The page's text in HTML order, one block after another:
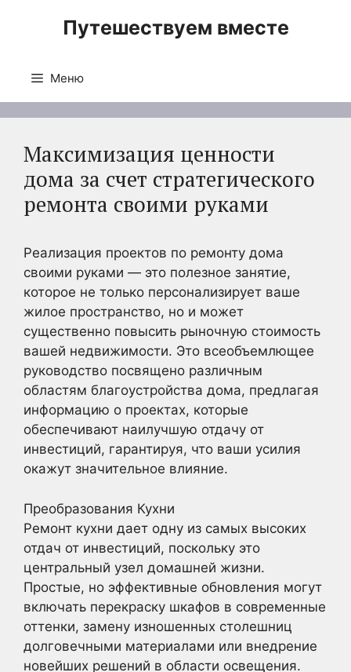
Путешествуем вместе
Меню
Максимизация ценности
дома за счет стратегического
ремонта своими руками
Реализация проектов по ремонту дома
своими руками — это полезное занятие,
которое не только персонализирует ваше
жилое пространство, но и может
существенно повысить рыночную стоимость
вашей недвижимости. Это всеобъемлющее
руководство посвящено различным
областям благоустройства дома, предлагая
информацию о проектах, которые
обеспечивают наилучшую отдачу от
инвестиций, гарантируя, что ваши усилия
окажут значительное влияние.
Преобразования Кухни
Ремонт кухни дает одну из самых высоких
отдач от инвестиций, поскольку это
центральный узел домашней жизни.
Простые, но эффективные обновления могут
включать перекраску шкафов в современные
оттенки, замену изношенных столешниц
долговечными материалами или внедрение
новейших решений в области освещения.